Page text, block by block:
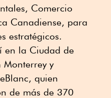
Comercio
Canadiense, para
estratégicos.
en la Ciudad de
y
quien
de más de 370